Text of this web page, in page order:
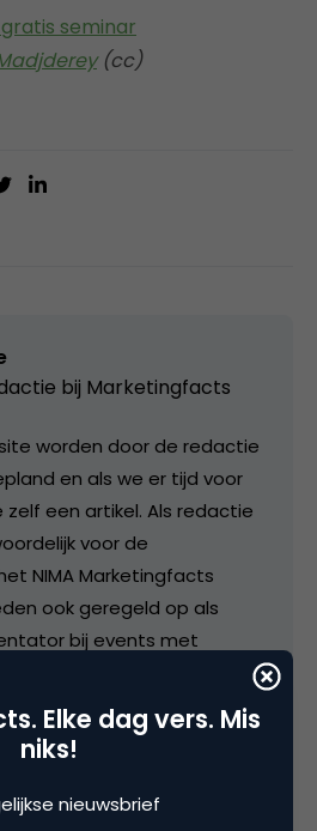
seminar
(cc)
bij Marketingfacts
worden door de redactie
en als we er tijd voor
zelf een artikel. Als redactie
voor de
NIMA Marketingfacts
ook geregeld op als
bij events met
Elke dag vers. Mis
niks!
nieuwsbrief